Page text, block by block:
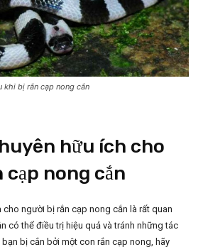
khi bị rắn cạp nong cắn
hữu ích cho
cạp nong cắn
cho người bị rắn cạp nong cắn là rất quan
có thể điều trị hiệu quả và tránh những tác
bạn bị cắn bởi một con rắn cạp nong, hãy